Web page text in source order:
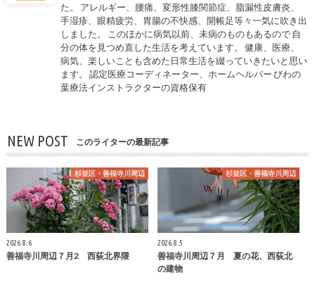
た。 アレルギー、腰痛、変形性膝関節症、脂漏性皮膚炎、
手湿疹、眼精疲労、胃腸の不快感、開帳足等々一気に吹き出
しました。 このほかに病気以前、未病のものもあるので 自
分の体を見つめ直した生活を考えています。 健康、医療、
病気、楽しいことも含めた日常生活を綴っていきたいと思い
ます。 認定医療コーディネーター、ホームヘルパー びわの
葉療法インストラクターの資格保有
NEW POST このライターの最新記事
杉並区・善福寺川周辺
2026.8.6
善福寺川周辺７月2 西荻北界隈
杉並区・善福寺川周辺
2026.8.5
善福寺川周辺７月 夏の花、西荻北
の建物